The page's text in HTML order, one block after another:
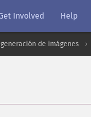
Involved Help
de imágenes